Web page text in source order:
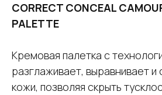
CORRECT CONCEAL
PALETTE
Кремовая палетка с
разглаживает, выравнивает и
кожи, позволяя скрыть